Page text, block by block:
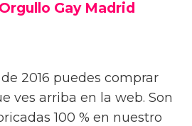
Gay Madrid
2016 puedes comprar
ves arriba en la web. Son
100 % en nuestro